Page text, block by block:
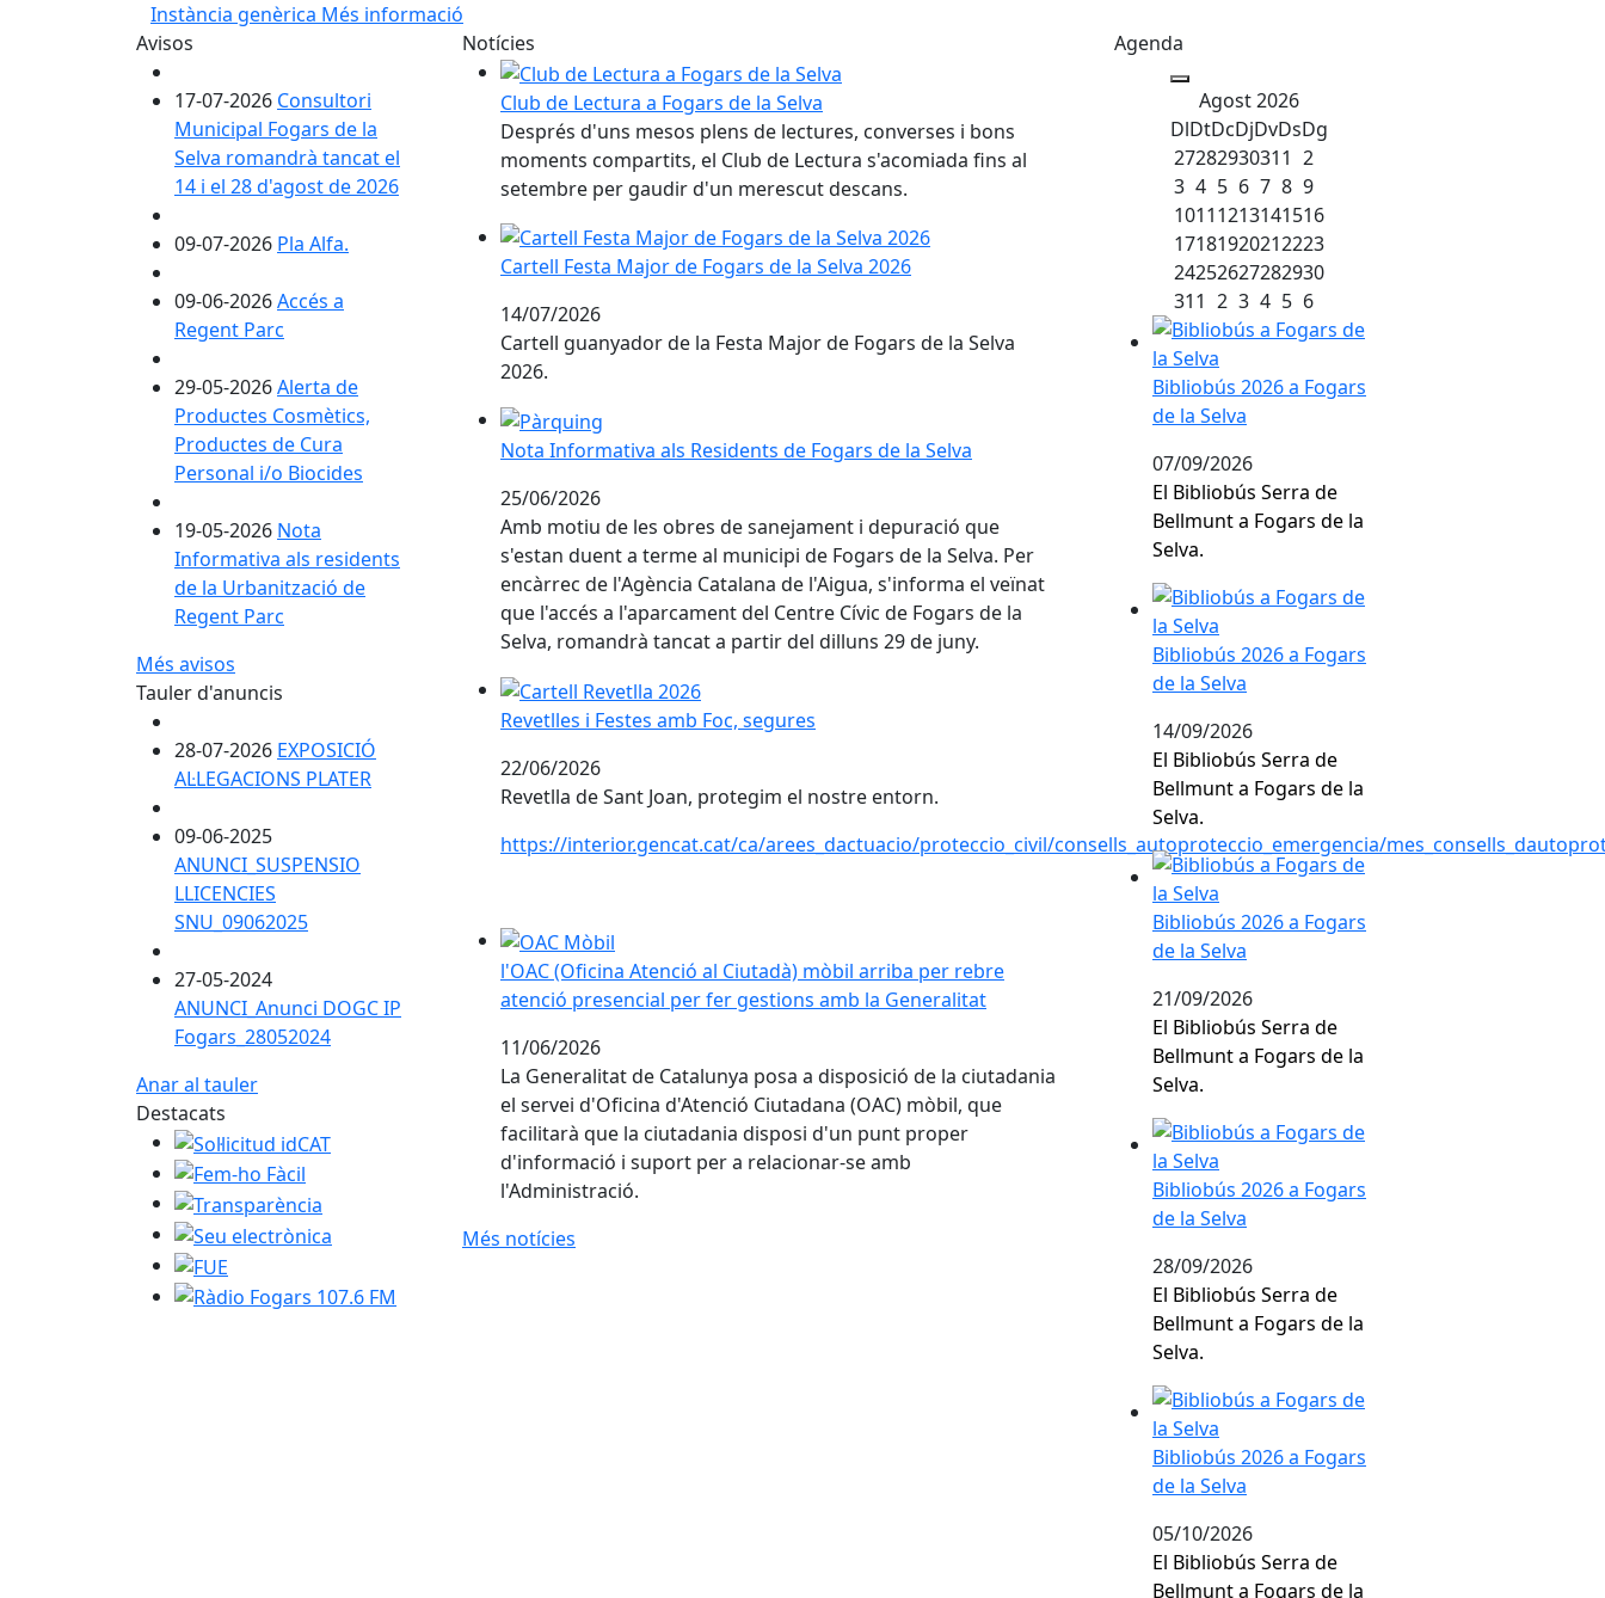
Instància genèrica Més informació
Avisos
17-07-2026 Consultori
Municipal Fogars de la
Selva romandrà tancat el
14 i el 28 d'agost de 2026
09-07-2026 Pla Alfa.
09-06-2026Accés a
Regent Parc
29-05-2026Alerta de
Productes Cosmètics,
Productes de Cura
Personal i/o Biocides
19-05-2026 Nota
Informativa als residents
de la Urbanització de
Regent Parc
Més avisos
Tauler d'anuncis
28-07-2026 EXPOSICIÓ
AL·LEGACIONS PLATER
09-06-2025
ANUNCI_SUSPENSIO
LLICENCIES
SNU_09062025
27-05-2024
ANUNCI_Anunci DOGC IP
Fogars_28052024
Anar al tauler
Destacats
Sol·licitud idCAT
Fem-ho Fàcil
Transparència
Seu electrònica
FUE
Ràdio Fogars 107.6 FM
Notícies
Club de Lectura a Fogars de la Selva
Després d'uns mesos plens de lectures, converses i bons
moments compartits, el Club de Lectura s'acomiada fins al
setembre per gaudir d'un merescut descans.
Cartell Festa Major de Fogars de la Selva 2026
Cartell Festa Major de Fogars de la Selva 2026
14/07/2026
Cartell guanyador de la Festa Major de Fogars de la Selva
2026.
Nota Informativa als Residents de Fogars de la Selva
Nota Informativa als Residents de Fogars de la Selva
25/06/2026
Amb motiu de les obres de sanejament i depuració que
s'estan duent a terme al municipi de Fogars de la Selva. Per
encàrrec de l'Agència Catalana de l'Aigua, s'informa el veïnat
que l'accés a l'aparcament del Centre Cívic de Fogars de la
Selva, romandrà tancat a partir del dilluns 29 de juny.
Revetlles i Festes amb Foc, segures
Revetlles i Festes amb Foc, segures
22/06/2026
Revetlla de Sant Joan, protegim el nostre entorn.
https://interior.gencat.cat/ca/arees_dactuacio/proteccio_civil/consells_autoproteccio_emergencia/
l'OAC (Oficina Atenció al Ciutadà) mòbil arriba per rebre atenció presencial per fer gestions amb la Generalitat
l'OAC (Oficina Atenció al Ciutadà) mòbil arriba per rebre
atenció presencial per fer gestions amb la Generalitat
11/06/2026
La Generalitat de Catalunya posa a disposició de la ciutadania
el servei d'Oficina d'Atenció Ciutadana (OAC) mòbil, que
facilitarà que la ciutadania disposi d'un punt proper
d'informació i suport per a relacionar-se amb
l'Administració.
Més notícies
Agenda
Agost 2026
DlDtDcDjDvDsDg
27282930311 2
3 4 5 6 7 8 9
10111213141516
17181920212223
24252627282930
311 2 3 4 5 6
Bibliobús 2026 a Fogars de la Selva
Bibliobús 2026 a Fogars
de la Selva
07/09/2026
El Bibliobús Serra de
Bellmunt a Fogars de la
Selva.
Bibliobús 2026 a Fogars de la Selva
Bibliobús 2026 a Fogars
de la Selva
14/09/2026
El Bibliobús Serra de
Bellmunt a Fogars de la
Selva.
Bibliobús 2026 a Fogars de la Selva
Bibliobús 2026 a Fogars
de la Selva
21/09/2026
El Bibliobús Serra de
Bellmunt a Fogars de la
Selva.
Bibliobús 2026 a Fogars de la Selva
Bibliobús 2026 a Fogars
de la Selva
28/09/2026
El Bibliobús Serra de
Bellmunt a Fogars de la
Selva.
Bibliobús 2026 a Fogars de la Selva
Bibliobús 2026 a Fogars
de la Selva
05/10/2026
El Bibliobús Serra de
Bellmunt a Fogars de la